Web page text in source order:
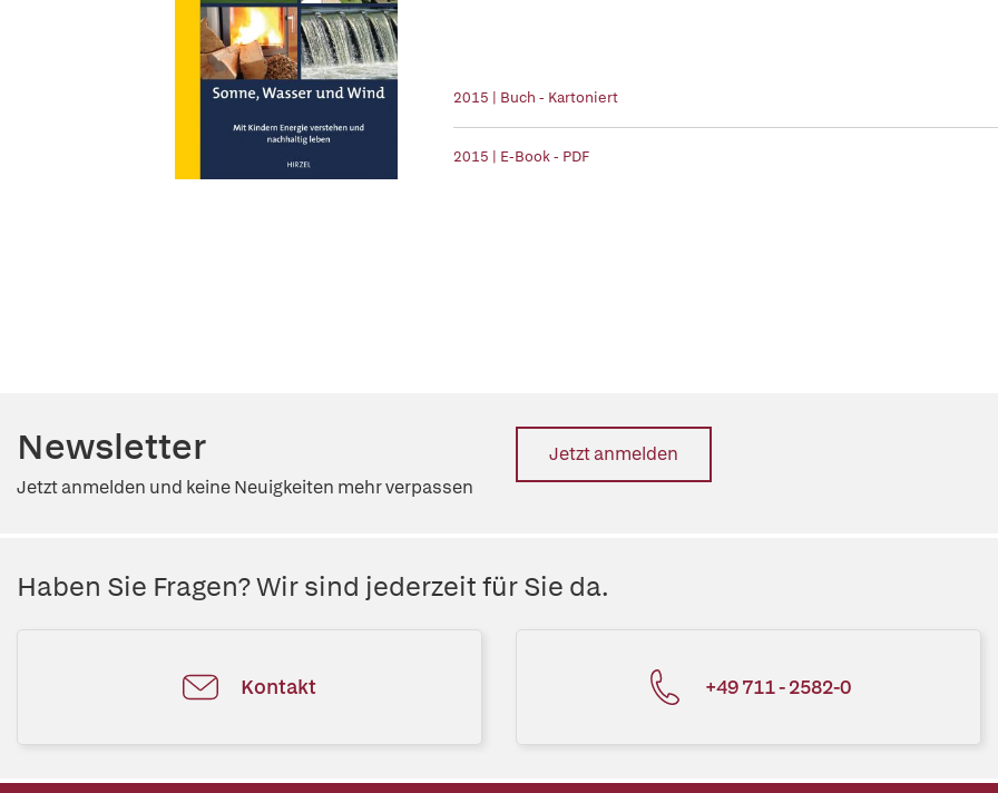
2015 | Buch - Kartoniert
2015 | E-Book - PDF
Newsletter
Jetzt anmelden und keine Neuigkeiten mehr verpassen
Jetzt anmelden
Haben Sie Fragen? Wir sind jederzeit für Sie da.
Kontakt +49 711 - 2582-0